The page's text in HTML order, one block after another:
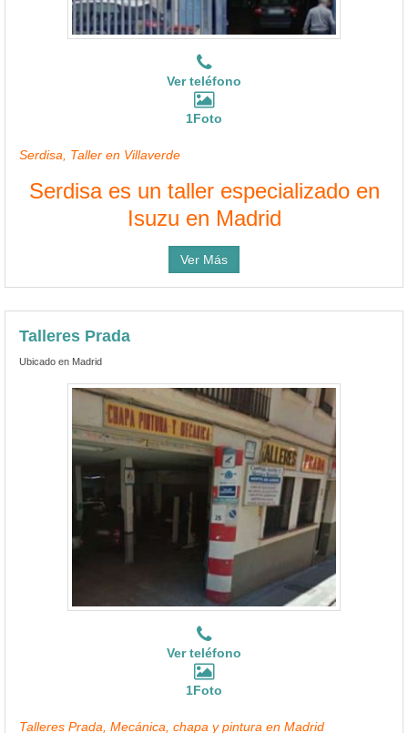
Ver teléfono
1Foto
Serdisa, Taller en Villaverde
Serdisa es un taller especializado en
Isuzu en Madrid
Ver Más
Talleres Prada
Ubicado en Madrid
Ver teléfono
1Foto
Talleres Prada, Mecánica, chapa y pintura en Madrid